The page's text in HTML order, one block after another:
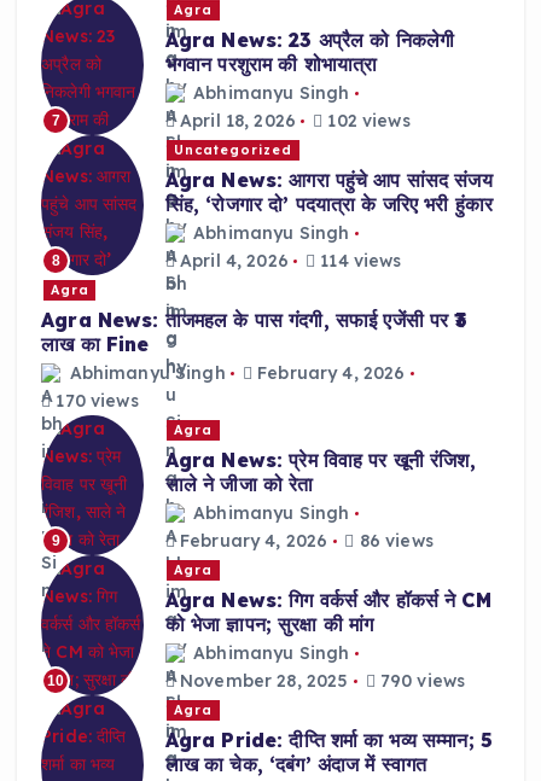
7
Agra
Agra News: 23 अप्रैल को निकलेगी
भगवान परशुराम की शोभायात्रा
Abhimanyu Singh
April 18, 2026
102 views
8
Uncategorized
Agra News: आगरा पहुंचे आप सांसद संजय
सिंह, ‘रोजगार दो’ पदयात्रा के जरिए भरी हुंकार
Abhimanyu Singh
April 4, 2026
114 views
Agra
Agra News: ताजमहल के पास गंदगी, सफाई एजेंसी पर ₹3
लाख का Fine
Abhimanyu Singh
February 4, 2026
170 views
9
Agra
Agra News: प्रेम विवाह पर खूनी रंजिश,
साले ने जीजा को रेता
Abhimanyu Singh
February 4, 2026
86 views
10
Agra
Agra News: गिग वर्कर्स और हॉकर्स ने CM
को भेजा ज्ञापन; सुरक्षा की मांग
Abhimanyu Singh
November 28, 2025
790 views
Agra
Agra Pride: दीप्ति शर्मा का भव्य सम्मान; 5
लाख का चेक, ‘दबंग’ अंदाज में स्वागत